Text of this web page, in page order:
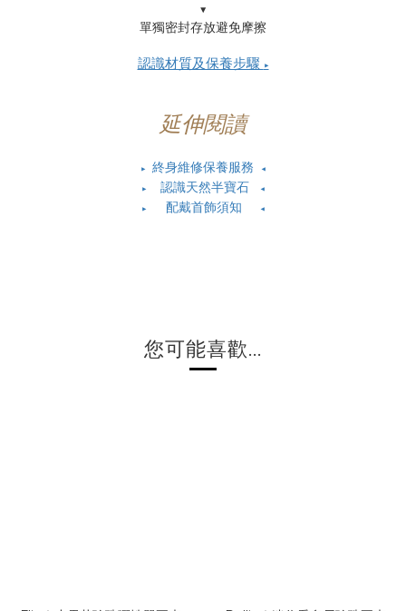
▼
單獨密封存放避免摩擦
認識材質及保養步驟 ▶
延伸閱讀
▶ 終身維修保養服務
◀
▶ 認識天然半寶石
◀
▶ 配戴首飾須知 ◀
您可能喜歡...